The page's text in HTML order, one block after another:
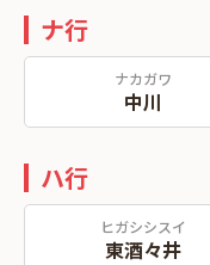
ナ行
ナカガワ
中川
ハ行
ヒガシシスイ
東酒々井